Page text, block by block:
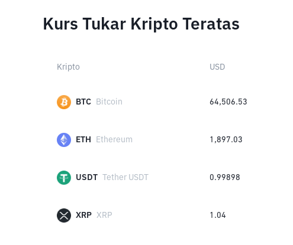
Kurs Tukar Kripto Teratas
Kripto USD
BTC Bitcoin 64,506.53
ETH Ethereum 1,897.03
USDT Tether USDT 0.99898
XRP XRP 1.04